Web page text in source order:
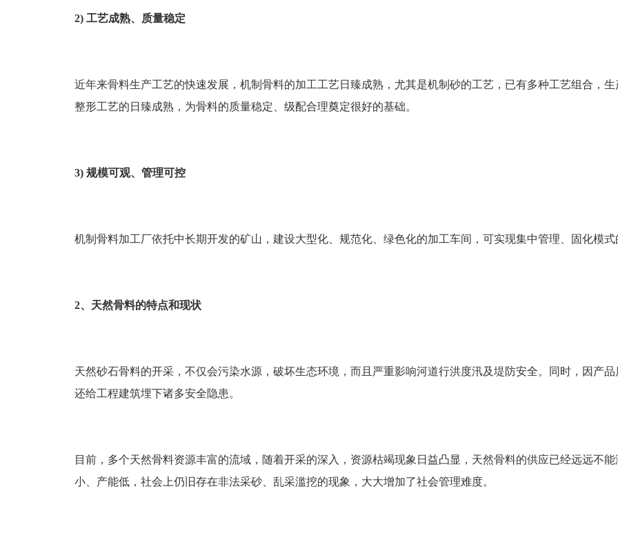
2) 工艺成熟、质量稳定
近年来骨料生产工艺的快速发展，机制骨料的加工工艺日臻成熟，尤其是机制砂的工艺，已有多种工艺组合，
整形工艺的日臻成熟，为骨料的质量稳定、级配合理奠定很好的基础。
3) 规模可观、管理可控
机制骨料加工厂依托中长期开发的矿山，建设大型化、规范化、绿色化的加工车间，可实现集中管理、固化模
2、天然骨料的特点和现状
天然砂石骨料的开采，不仅会污染水源，破坏生态环境，而且严重影响河道行洪度汛及堤防安全。同时，因产
还给工程建筑埋下诸多安全隐患。
目前，多个天然骨料资源丰富的流域，随着开采的深入，资源枯竭现象日益凸显，天然骨料的供应已经远远不
小、产能低，社会上仍旧存在非法采砂、乱采滥挖的现象，大大增加了社会管理难度。